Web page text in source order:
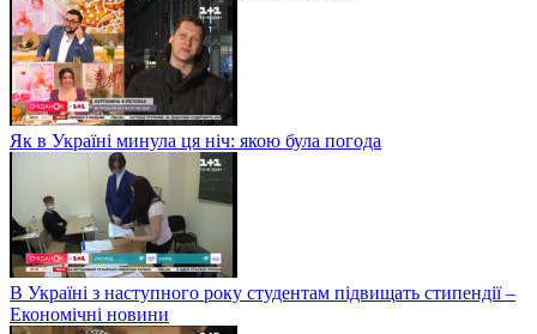
Як в Україні минула ця ніч: якою була погода
В Україні з наступного року студентам підвищать стипендії –
Економічні новини